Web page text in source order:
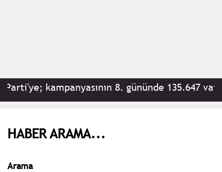
kampanyasının 8. gününde 135.647
HABER ARAMA...
Arama